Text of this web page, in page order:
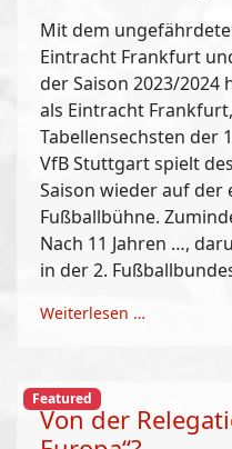
Mit dem
Eintracht Frankfurt
der Saison 2023/2024
als Eintracht
Tabellensechsten der
VfB Stuttgart spielt
Saison wieder auf der
Fußballbühne.
Nach 11 Jahren …,
in der 2.
Weiterlesen …
Featured
Von der